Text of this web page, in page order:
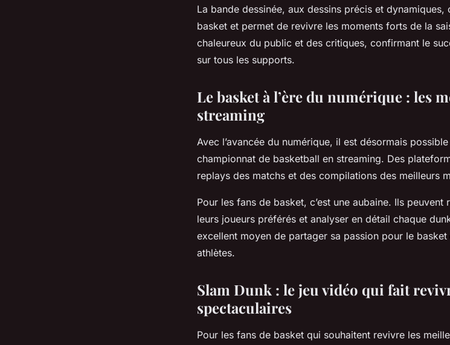
La bande dessinée, aux dessins précis et
basket et permet de revivre les moments forts de la
chaleureux du public et des critiques, confirmant le
sur tous les supports.
Le basket à l’ère du numérique : les
streaming
Avec l’avancée du numérique, il est désormais
championnat de basketball en streaming. Des
replays des matchs et des compilations des meilleurs
Pour les fans de basket, c’est une aubaine. Ils
leurs joueurs préférés et analyser en détail chaque
excellent moyen de partager sa passion pour le
athlètes.
Slam Dunk : le jeu vidéo qui fait
spectaculaires
Pour les fans de basket qui souhaitent revivre les